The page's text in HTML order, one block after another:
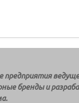
предприятия
бренды и